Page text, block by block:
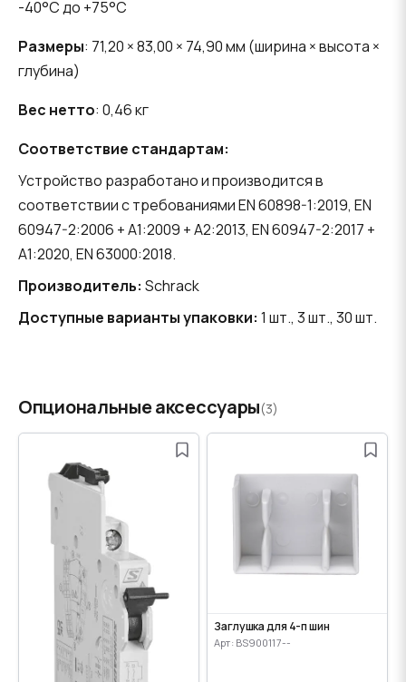
-40°C до +75°C
Размеры: 71,20 × 83,00 × 74,90 мм (ширина × высота ×
глубина)
Вес нетто: 0,46 кг
Соответствие стандартам:
Устройство разработано и производится в
соответствии с требованиями EN 60898-1:2019, EN
60947-2:2006 + A1:2009 + A2:2013, EN 60947-2:2017 +
A1:2020, EN 63000:2018.
Производитель: Schrack
Доступные варианты упаковки: 1 шт., 3 шт., 30 шт.
Опциональные аксессуары(3)
Заглушка для 4-п шин
Арт: BS900117--